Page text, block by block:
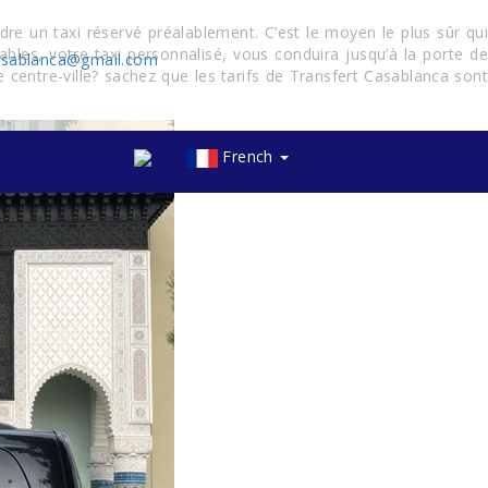
French
un taxi réservé préalablement. C’est le moyen le plus sûr qui
votre taxi personnalisé, vous conduira jusqu’à la porte de
ville? sachez que les tarifs de Transfert Casablanca sont